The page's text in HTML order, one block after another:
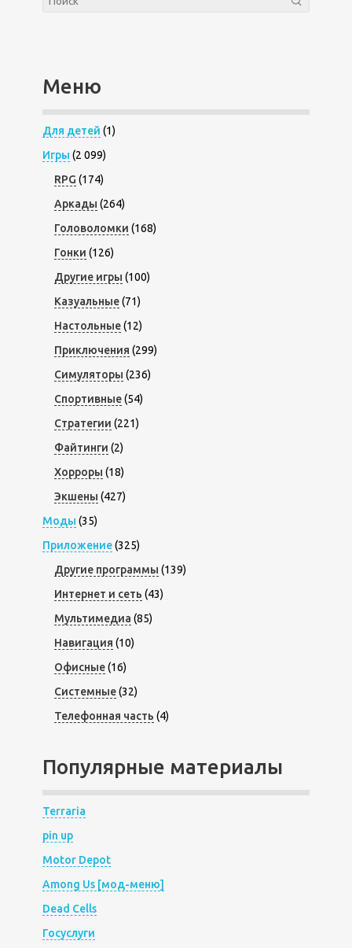
Меню
Для детей (1)
Игры (2 099)
RPG (174)
Аркады (264)
Головоломки (168)
Гонки (126)
Другие игры (100)
Казуальные(71)
Настольные(12)
Приключения (299)
Симуляторы (236)
Спортивные(54)
Стратегии (221)
Файтинги (2)
Хорроры (18)
Экшены (427)
Моды (35)
Приложение(325)
Другие программы (139)
Интернет и сеть (43)
Мультимедиа (85)
Навигация (10)
Офисные(16)
Системные(32)
Телефонная часть (4)
Популярные материалы
Terraria
pin up
Motor Depot
Among Us [мод-меню]
Dead Cells
Госуслуги